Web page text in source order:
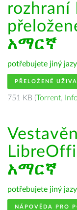
rozhraní
አማርኛ
potřebujete jiný
PŘELOŽENÉ
751 KB (Torrent,
አማርኛ
potřebujete jiný
NÁPOVĚDA PRO